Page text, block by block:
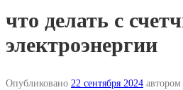
что делать с
электроэнергии
Опубликовано 22 сентября 2024 автором